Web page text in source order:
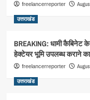
freelancerreporter
उत्तराखंड
BREAKING: धामी कैबिनेट
हेक्टेयर भूमि उपलब्ध कराने
freelancerreporter
उत्तराखंड